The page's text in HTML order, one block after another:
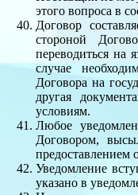
этого вопроса в
Договор
стороной
переводиться на
случае
Договора на
другая
условиям.
Любое
Договором,
предоставлением
Уведомление
указано в